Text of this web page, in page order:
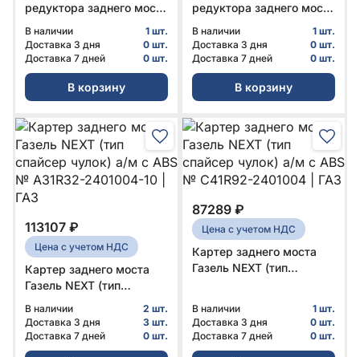
редуктора заднего моста
мост спайсер № С41R92-
2403011 | ГАЗ
В наличии
1 шт.
Доставка 3 дня
0 шт.
Доставка 7 дней
0 шт.
В корзину
редуктора заднего моста
пары № 3302-2403011-
10 | PRAVT
В наличии
1 шт.
Доставка 3 дня
0 шт.
Доставка 7 дней
0 шт.
В корзину
113107 ₽
Цена с учетом НДС
Картер заднего моста
Газель NEXT (тип
№ А31R32-2401004-10 |
ГАЗ
В наличии
2 шт.
Доставка 3 дня
3 шт.
Доставка 7 дней
0 шт.
87289 ₽
Цена с учетом НДС
Картер заднего моста
Газель NEXT (тип
В наличии
1 шт.
Доставка 3 дня
0 шт.
Доставка 7 дней
0 шт.